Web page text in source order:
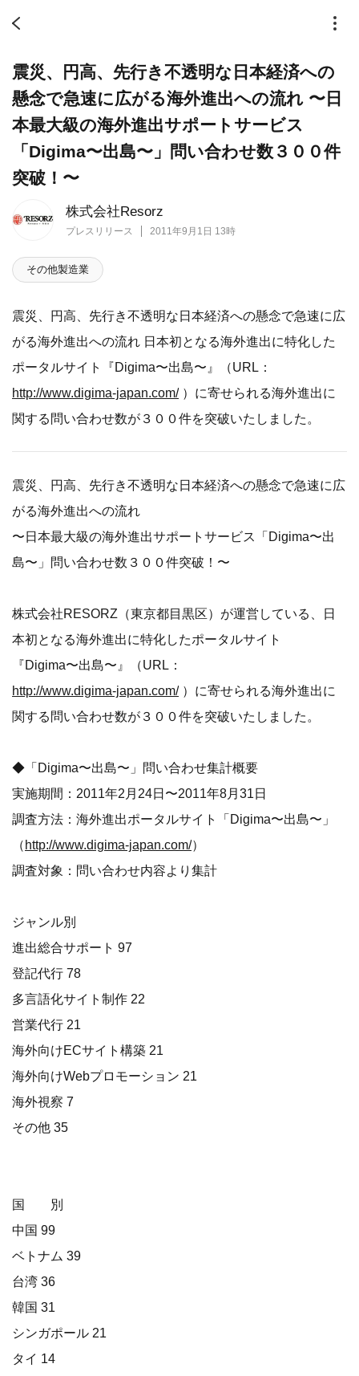
株式会社Resorz
プレスリリース 2011年9月1日 13時
震災、円高、先行き不透明な日本経済への
懸念で急速に広がる海外進出への流れ 〜日
本最大級の海外進出サポートサービス
「Digima〜出島〜」問い合わせ数３００件
突破！〜
その他製造業
震災、円高、先行き不透明な日本経済への懸念で急速に広
がる海外進出への流れ 日本初となる海外進出に特化した
ポータルサイト『Digima〜出島〜』（URL：
http://www.digima-japan.com/ ）に寄せられる海外進出に
関する問い合わせ数が３００件を突破いたしました。
震災、円高、先行き不透明な日本経済への懸念で急速に広
がる海外進出への流れ
〜日本最大級の海外進出サポートサービス「Digima〜出
島〜」問い合わせ数３００件突破！〜
株式会社RESORZ（東京都目黒区）が運営している、日
本初となる海外進出に特化したポータルサイト
『Digima〜出島〜』（URL：
http://www.digima-japan.com/ ）に寄せられる海外進出に
関する問い合わせ数が３００件を突破いたしました。
◆「Digima〜出島〜」問い合わせ集計概要
実施期間：2011年2月24日〜2011年8月31日
調査方法：海外進出ポータルサイト「Digima〜出島〜」
（http://www.digima-japan.com/）
調査対象：問い合わせ内容より集計
ジャンル別
進出総合サポート 97
登記代行 78
多言語化サイト制作 22
営業代行 21
海外向けECサイト構築 21
海外向けWebプロモーション 21
海外視察 7
その他 35
国 別
中国 99
ベトナム 39
台湾 36
韓国 31
シンガポール 21
タイ 14